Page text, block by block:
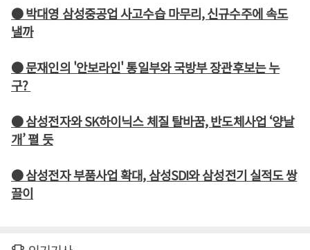
● 박대영 삼성중공업 사고수습 마무리, 신규수주에 속도
낼까
● 문재인의 '안보라인' 통일부와 국방부 장관후보는 누
구?
● 삼성전자와 SK하이닉스 체질 탈바꿈, 반도체사업 ‘양날
개’ 펼 듯
● 삼성전자 부품사업 확대, 삼성SDI와 삼성전기 실적도 쌍
끌이